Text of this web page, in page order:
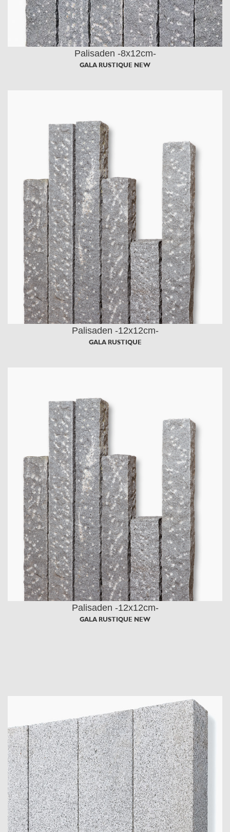
Palisaden -8x12cm-
GALA RUSTIQUE NEW
Palisaden -12x12cm-
GALA RUSTIQUE
Palisaden -12x12cm-
GALA RUSTIQUE NEW